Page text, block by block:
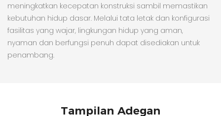
meningkatkan kecepatan konstruksi sambil memastikan
kebutuhan hidup dasar. Melalui tata letak dan konfigurasi
fasilitas yang wajar, lingkungan hidup yang aman,
nyaman dan berfungsi penuh dapat disediakan untuk
penambang.
Tampilan Adegan